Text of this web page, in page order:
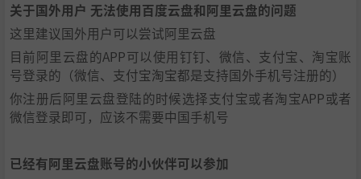
关于国外用户 无法使用百度云盘和阿里云盘的问题
这里建议国外用户可以尝试阿里云盘
目前阿里云盘的APP可以使用钉钉、微信、支付宝、淘宝账
号登录的（微信、支付宝淘宝都是支持国外手机号注册的）
你注册后阿里云盘登陆的时候选择支付宝或者淘宝APP或者
微信登录即可，应该不需要中国手机号
已经有阿里云盘账号的小伙伴可以参加